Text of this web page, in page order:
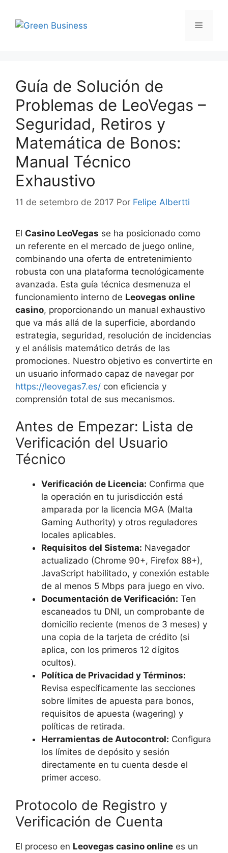
Guía de Solución de
Problemas de LeoVegas –
Seguridad, Retiros y
Matemática de Bonos:
Manual Técnico
Exhaustivo
11 de setembro de 2017 Por Felipe Albertti
El Casino LeoVegas se ha posicionado como
un referente en el mercado de juego online,
combinando una oferta de entretenimiento
robusta con una plataforma tecnológicamente
avanzada. Esta guía técnica desmenuza el
funcionamiento interno de Leovegas online
casino, proporcionando un manual exhaustivo
que va más allá de la superficie, abordando
estrategia, seguridad, resolución de incidencias
y el análisis matemático detrás de las
promociones. Nuestro objetivo es convertirte en
un usuario informado capaz de navegar por
https://leovegas7.es/ con eficiencia y
comprensión total de sus mecanismos.
Antes de Empezar: Lista de
Verificación del Usuario
Técnico
Verificación de Licencia: Confirma que
la operación en tu jurisdicción está
amparada por la licencia MGA (Malta
Gaming Authority) y otros reguladores
locales aplicables.
Requisitos del Sistema: Navegador
actualizado (Chrome 90+, Firefox 88+),
JavaScript habilitado, y conexión estable
de al menos 5 Mbps para juego en vivo.
Documentación de Verificación: Ten
escaneados tu DNI, un comprobante de
domicilio reciente (menos de 3 meses) y
una copia de la tarjeta de crédito (si
aplica, con los primeros 12 dígitos
ocultos).
Política de Privacidad y Términos:
Revisa específicamente las secciones
sobre límites de apuesta para bonos,
requisitos de apuesta (wagering) y
políticas de retirada.
Herramientas de Autocontrol: Configura
los límites de depósito y sesión
directamente en tu cuenta desde el
primer acceso.
Protocolo de Registro y
Verificación de Cuenta
El proceso en Leovegas casino online es un